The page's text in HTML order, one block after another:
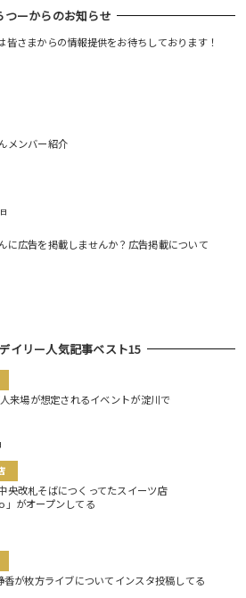
つーからのお知らせ
皆さまからの情報提供をお待ちしております！
メンバー紹介
に広告を掲載しませんか？広告掲載について
イリー人気記事ベスト15
来場が想定されるイベントが淀川で
央改札そばにつくってたスイーツ店
」がオープンしてる
香が枚方ライブについてインスタ投稿してる